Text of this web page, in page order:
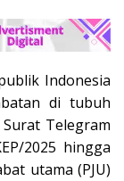
Indonesia
di tubuh
Telegram
2025 hingga
utama (PJU)